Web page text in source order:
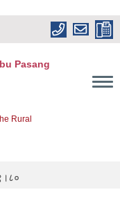
Pasang
Rural